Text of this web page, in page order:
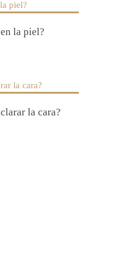
la piel?
la cara?